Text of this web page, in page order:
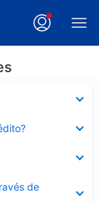
de